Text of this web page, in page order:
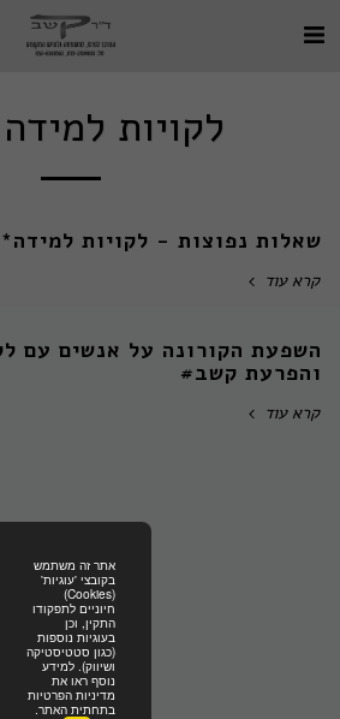
אתר זה משתמש
בקובצי 'עוגיות'
(Cookies)
חיוניים לתפקודו
התקין, וכן
בעוגיות נוספות
(כגון סטטיסטיקה
ושיווק). למידע
נוסף ראו את
מדיניות הפרטיות
בתחתית האתר.
לקויות
שאלות נפוצות - לקויות למידה*
קרא עוד
השפעת הקורונה על אנשים עם
והפרעת קשב#
קרא עוד